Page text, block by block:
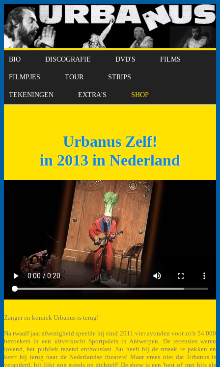
BIO DISCOGRAFIE DVD'S FILMS
FILMPJES TOUR STRIPS
TEKENINGEN EXTRA'S SHOP
Urbanus Zelf!
in 2013 in Nederland
Zanger en komiek Urbanus is terug!
Na twaalf jaar afwezigheid speelde hij eind 2011 vier avonden voor zo'n 54.000
bezoekers in een uitverkocht Sportpaleis in Antwerpen. De recensies waren
lovend, het publiek razend enthousiast. Nu heeft hij de smaak te pakken en
keert hij terug naar de Nederlandse theaters! Maar vrees niet dat Urbanus is
veranderd, hij lijkt nog steeds op zichzelf! De show is een 'best of' met hits als